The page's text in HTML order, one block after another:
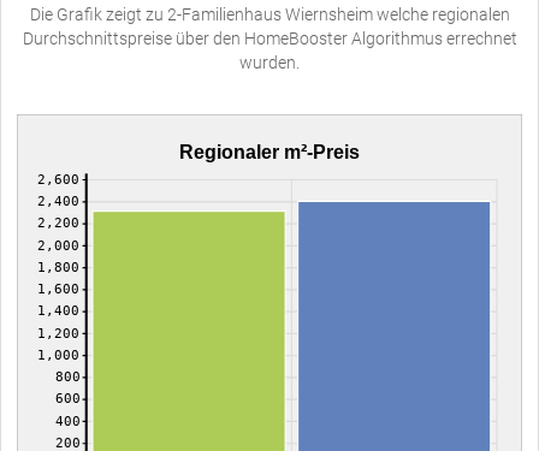
Die Grafik zeigt zu 2-Familienhaus Wiernsheim welche regionalen
Durchschnittspreise über den HomeBooster Algorithmus errechnet
wurden.
Regionaler m²-Preis
200
400
600
800
1,000
1,200
1,400
1,600
1,800
2,000
2,200
2,400
2,600